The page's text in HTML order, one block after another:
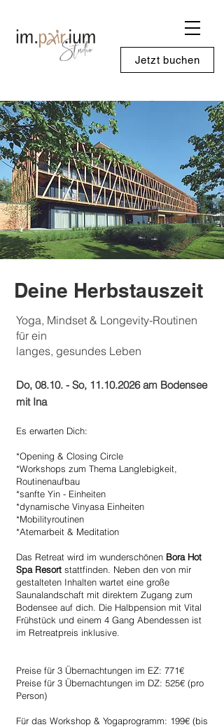
Jetzt buchen
Deine Herbstauszeit
Yoga, Mindset & Longevity-Routinen
für ein
langes, gesundes Leben
Do, 08.10. - So, 11.10.2026am Bodensee
mit Ina
Es erwarten Dich:
*Opening & Closing Circle
*Workshops zum Thema Langlebigkeit,
Routinenaufbau
*sanfte Yin - Einheiten
*dynamische Vinyasa Einheiten
*Mobilityroutinen
*Atemarbeit & Meditation
Das Retreat wird im wunderschönen Bora Hot
Spa Resort stattfinden. Neben den von mir
gestalteten Inhalten wartet eine große
Saunalandschaft mit direktem Zugang zum
Bodensee auf dich. Die Halbpension mit Vital
Frühstück und einem 4 Gang Abendessen ist
im Retreatpreis inklusive.
Preise für 3 Übernachtungen im EZ: 771€
Preise für 3 Übernachtungen im DZ: 525€ (pro
Person)
Für das Workshop & Yogaprogramm: 199€ (bis